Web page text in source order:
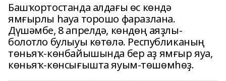
Башҡортостанда алдағы өс көндә
ямғырлы һауа торошо фаразлана.
Дүшәмбе, 8 апрелдә, көндөң аяҙлы-
болотло булыуы көтөлә. Республиканың
төньяҡ-көнбайышында бер аҙ ямғыр яуа,
көньяҡ-көнсығышта яуым-төшөмһөҙ.